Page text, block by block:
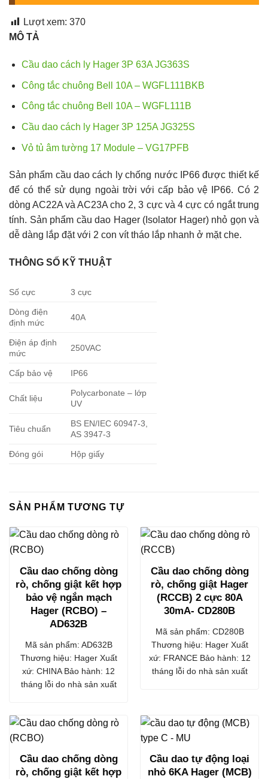
Lượt xem: 370
MÔ TẢ
Cầu dao cách ly Hager 3P 63A JG363S
Công tắc chuông Bell 10A – WGFL111BKB
Công tắc chuông Bell 10A – WGFL111B
Cầu dao cách ly Hager 3P 125A JG325S
Vỏ tủ âm tường 17 Module – VG17PFB
Sản phẩm cầu dao cách ly chống nước IP66 được thiết kế
để có thể sử dụng ngoài trời với cấp bảo vệ IP66. Có 2
dòng AC22A và AC23A cho 2, 3 cực và 4 cực có ngắt trung
tính. Sản phẩm cầu dao Hager (Isolator Hager) nhỏ gọn và
dễ dàng lắp đặt với 2 con vít tháo lắp nhanh ở mặt che.
THÔNG SỐ KỸ THUẬT
Số cực 3 cực
Dòng điện
định mức
40A
Điện áp định
mức
250VAC
Cấp bảo vệ IP66
Chất liệu
Polycarbonate – lớp
UV
Tiêu chuẩn
BS EN/IEC 60947-3,
AS 3947-3
Đóng gói Hộp giấy
SẢN PHẨM TƯƠNG TỰ
Cầu dao chống dòng
rò, chống giật kết hợp
bảo vệ ngắn mạch
Hager (RCBO) –
AD632B
Mã sản phẩm: AD632B
Thương hiệu: Hager Xuất
xứ: CHINA Bảo hành: 12
tháng lỗi do nhà sản xuất
Cầu dao chống dòng
rò, chống giật Hager
(RCCB) 2 cực 80A
30mA- CD280B
Mã sản phẩm: CD280B
Thương hiệu: Hager Xuất
xứ: FRANCE Bảo hành: 12
tháng lỗi do nhà sản xuất
Cầu dao chống dòng
rò, chống giật kết hợp
Cầu dao tự động loại
nhỏ 6KA Hager (MCB)